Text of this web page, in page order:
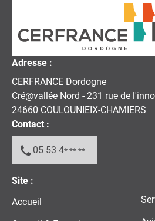
Adresse :
CERFRANCE Dordogne
Cré@vallée Nord - 231 rue de
24660 COULOUNIEIX-CHAMIERS
Contact :
05 53 4* ** **
Site :
Accueil